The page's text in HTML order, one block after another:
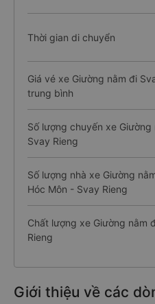
Thời gian di chuyển
Giá vé xe Giường nằm đi
trung bình
Số lượng chuyến xe Giường
Svay Rieng
Số lượng nhà xe Giường
Hóc Môn - Svay Rieng
Chất lượng xe Giường nằm
Rieng
Giới thiệu về các